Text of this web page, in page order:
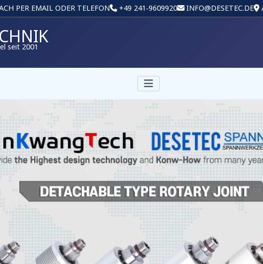
PER EMAIL ODER TELEFON +49 241‑9609920 INFO@DESETEC.DE
seit 2001